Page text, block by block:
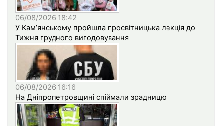
06/08/2026 18:42
У Кам’янському пройшла просвітницька лекція до
Тижня грудного вигодовування
06/08/2026 16:16
На Дніпропетровщині спіймали зрадницю